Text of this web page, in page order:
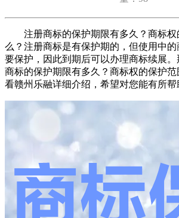
注册商标的保护期限有多久？商标权
么？注册商标是有保护期的，但使用中
要保护，因此到期后可以办理商标续展
商标的保护期限有多久？商标权的保护
看赣州乐融详细介绍，希望对您能有所帮